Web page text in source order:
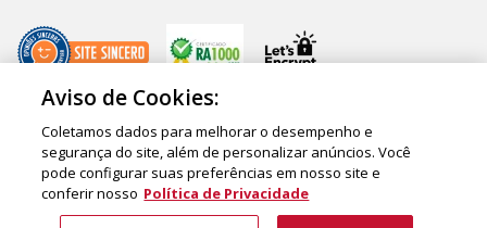
Copyright • BUD Comércio de Eletrodomésticos Ltda. ® 2020 - CNPJ
62.058.318/0007-76. - Inscrição Municipal/Estadual 148.044.198.118 Sede:
Rua Olympia Semeraro, 675 - Jardim Santa Emília - CEP 04183-090 - São
Paulo - SP - Brasil
Aviso de Cookies:
Coletamos dados para melhorar o desempenho e
segurança do site, além de personalizar anúncios. Você
pode configurar suas preferências em nosso site e
conferir nosso Política de Privacidade